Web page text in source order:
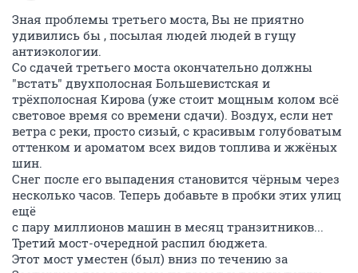
Зная проблемы третьего моста, Вы не приятно
удивились бы , посылая людей людей в гущу
антиэкологии.
Со сдачей третьего моста окончательно должны
"встать" двухполосная Большевистская и
трёхполосная Кирова (уже стоит мощным колом всё
световое время со времени сдачи). Воздух, если нет
ветра с реки, просто сизый, с красивым голубоватым
оттенком и ароматом всех видов топлива и жжёных
шин.
Снег после его выпадения становится чёрным через
несколько часов. Теперь добавьте в пробки этих улиц
ещё
с пару миллионов машин в месяц транзитников...
Третий мост-очередной распил бюджета.
Этот мост уместен (был) вниз по течению за